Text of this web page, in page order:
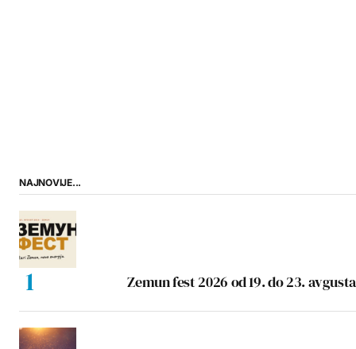
NAJNOVIJE...
Zemun fest 2026 od 19. do 23. avgusta